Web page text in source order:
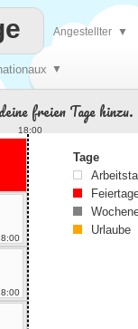
▼
Angestellter ▼
freien Tage hinzu.
18:00
Tage
Urlaube